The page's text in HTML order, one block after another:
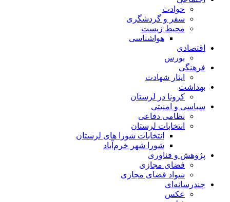
حوادث
سفر و گردشگری
محیط زیست
هواشناسی
اقتصادی
بورس
فرهنگی
ایثار شهادت
بهداشت
کرونا در لرستان
سیاسی و امنیتی
نظامی دفاعی
انتخابات لرستان
انتخابات شورا های لرستان
شورا شهر خرم‌آباد
پژوهش و فناوری
فضای مجازی
سواد فضای مجازی
چندرسانه‌ای
عكس